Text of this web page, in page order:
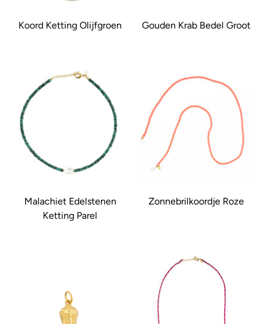
Koord Ketting Olijfgroen Gouden Krab Bedel Groot
Malachiet Edelstenen
Ketting Parel
Zonnebrilkoordje Roze